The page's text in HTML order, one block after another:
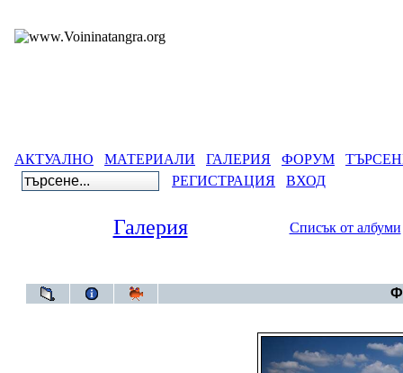
АКТУАЛНО МАТЕРИАЛИ ГАЛЕРИЯ ФОРУМ
РЕГИСТРАЦИЯ
ВХОД
Галерия Списък от албуми